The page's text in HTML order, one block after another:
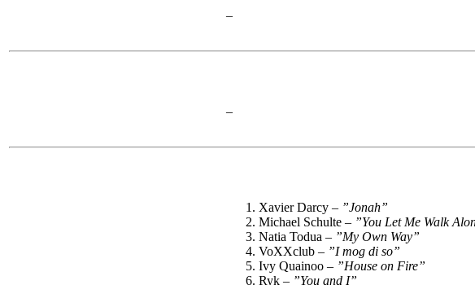
–
–
Xavier Darcy – ”Jonah”
Michael Schulte – ”You Let Me Walk
Natia Todua – ”My Own Way”
VoXXclub – ”I mog di so”
Ivy Quainoo – ”House on Fire”
Ryk – ”You and I”